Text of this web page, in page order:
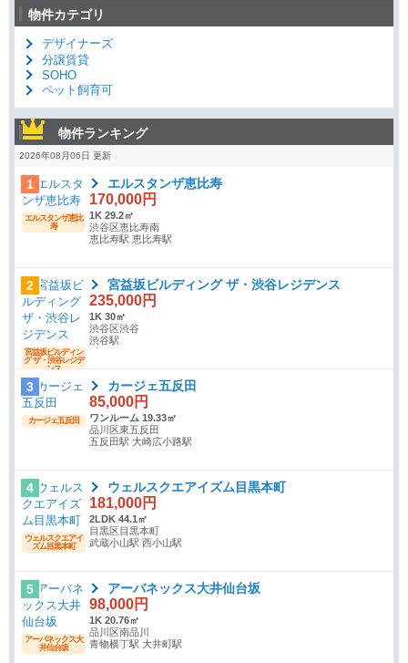
物件カテゴリ
デザイナーズ
分譲賃貸
SOHO
ペット飼育可
物件ランキング
2026年08月06日 更新
1
エルスタンザ恵比
寿
エルスタンザ恵比寿
170,000円
1K 29.2㎡
渋谷区恵比寿南
恵比寿駅 恵比寿駅
2
宮益坂ビルディン
グ ザ・渋谷レジデ
ンス
宮益坂ビルディング ザ・渋谷レジデンス
235,000円
1K 30㎡
渋谷区渋谷
渋谷駅
3
カージェ五反田
カージェ五反田
85,000円
ワンルーム 19.33㎡
品川区東五反田
五反田駅 大崎広小路駅
4
ウェルスクエアイ
ズム目黒本町
ウェルスクエアイズム目黒本町
181,000円
2LDK 44.1㎡
目黒区目黒本町
武蔵小山駅 西小山駅
5
アーバネックス大
井仙台坂
アーバネックス大井仙台坂
98,000円
1K 20.76㎡
品川区南品川
青物横丁駅 大井町駅